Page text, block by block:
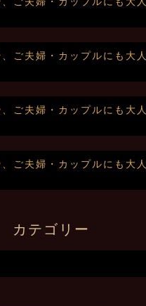
ご夫婦・カップルにも大人
ご夫婦・カップルにも大人
ご夫婦・カップルにも大人
カテゴリー